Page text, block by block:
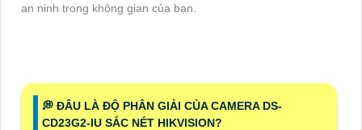
an ninh trong không gian của bạn.
️💭 ĐÂU LÀ ĐỘ PHÂN GIẢI CỦA CAMERA DS-
CD23G2-IU SẮC NÉT HIKVISION?